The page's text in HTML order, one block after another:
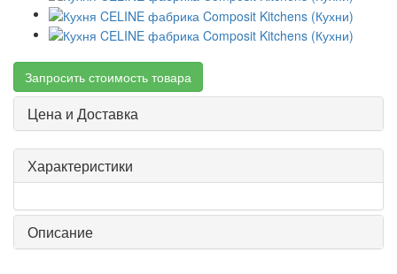
Запросить стоимость товара
Цена и Доставка
Характеристики
Описание